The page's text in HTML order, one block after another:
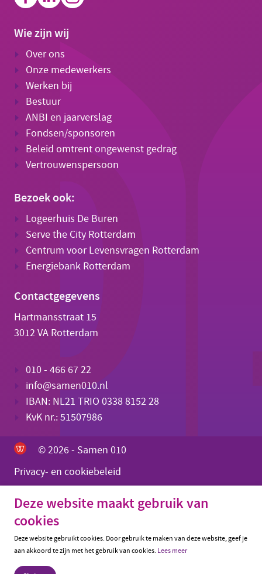
Wie zijn wij
Over ons
Onze medewerkers
Werken bij
Bestuur
ANBI en jaarverslag
Fondsen/sponsoren
Beleid omtrent ongewenst gedrag
Vertrouwenspersoon
Bezoek ook:
Logeerhuis De Buren
Serve the City Rotterdam
Centrum voor Levensvragen Rotterdam
Energiebank Rotterdam
Contactgegevens
Hartmansstraat 15
3012 VA Rotterdam
010 - 466 67 22
info@samen010.nl
IBAN: NL21 TRIO 0338 8152 28
KvK nr.: 51507986
© 2026 - Samen 010
Privacy- en cookiebeleid
Deze website maakt gebruik van
cookies
Deze website gebruikt cookies. Door gebruik te maken van deze website, geef je
aan akkoord te zijn met het gebruik van cookies. Lees meer